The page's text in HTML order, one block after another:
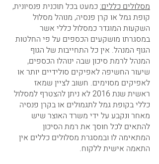
מסלולים כללים: כמעט בכל תוכנית פנסיונית,
קופת גמל או קרן פנסיה, מנוהל מסלול
השקעות המוגדר כמסלול כללי אשר
במסגרתו מושקעים הכספים על פי החלטות
הגוף המנהל. אין כל התחייבות של הגוף
המנהל לרמת סיכון שבה ינוהלו הכספים,
שיעור החשיפה לאפיקים סולידיים יותר או
לאפיקים מסוימים. חשוב לציין שמאז
ראשית שנת 2016 לא ניתן להצטרף למסלול
כללי בקופת גמל לתגמולים או בקרן פנסיה
מאחר ונקבע על ידי משרד האוצר שיש
להתאים לכל חוסך את רמת הסיכון
המתאימה לו ובמסגרת מסלולים כללים אין
התאמה אישית ללקוח.